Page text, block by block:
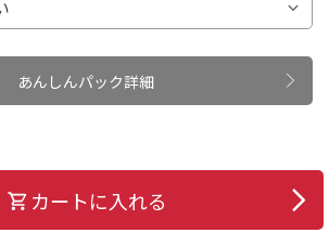
あんしんパック詳細
カートに入れる